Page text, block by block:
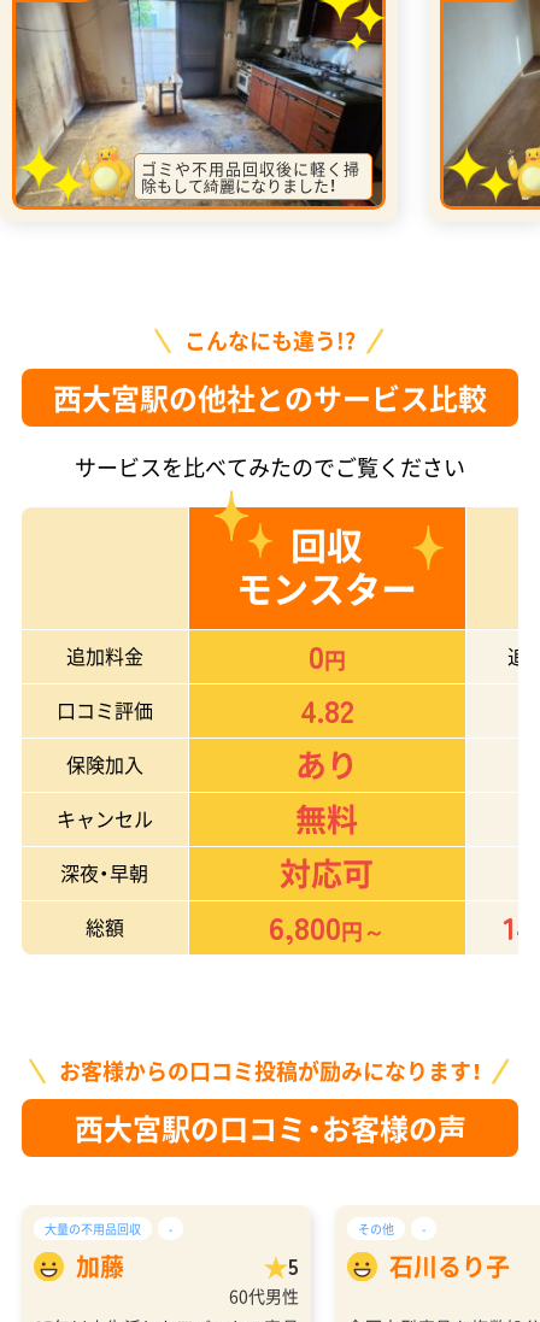
ゴミや不用品回収後に軽く掃
除もして綺麗になりました！
こんなにも違う!?
西大宮駅の他社とのサービス比較
サービスを比べてみたのでご覧ください
回収
モンスター
追加料金 0円
追
口コミ評価
4.82
保険加入 あり
キャンセル 無料
深夜・早朝 対応可
総額
6,800円～
お客様からの口コミ投稿が励みになります！
西大宮駅の口コミ・お客様の声
大量の不用品回収 -
加藤 5
60代男性
その他 -
石川るり子